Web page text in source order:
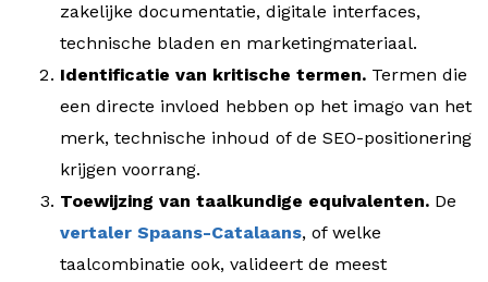
zakelijke documentatie, digitale interfaces,
technische bladen en marketingmateriaal.
Identificatie van kritische termen. Termen die
een directe invloed hebben op het imago van het
merk, technische inhoud of de SEO-positionering
krijgen voorrang.
Toewijzing van taalkundige equivalenten. De
vertaler Spaans-Catalaans, of welke
taalcombinatie ook, valideert de meest